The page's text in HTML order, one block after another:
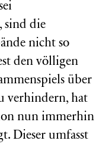
sind die
nicht so
den völligen
über
verhindern, hat
nun immerhin
Dieser umfasst